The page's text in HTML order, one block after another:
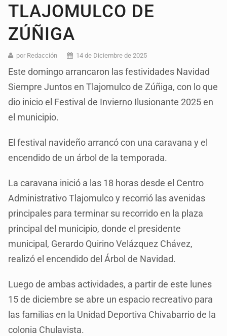
TLAJOMULCO DE
ZÚÑIGA
por Redacción 14 de Diciembre de 2025
Este domingo arrancaron las festividades Navidad
Siempre Juntos en Tlajomulco de Zúñiga, con lo que
dio inicio el Festival de Invierno Ilusionante 2025 en
el municipio.
El festival navideño arrancó con una caravana y el
encendido de un árbol de la temporada.
La caravana inició a las 18 horas desde el Centro
Administrativo Tlajomulco y recorrió las avenidas
principales para terminar su recorrido en la plaza
principal del municipio, donde el presidente
municipal, Gerardo Quirino Velázquez Chávez,
realizó el encendido del Árbol de Navidad.
Luego de ambas actividades, a partir de este lunes
15 de diciembre se abre un espacio recreativo para
las familias en la Unidad Deportiva Chivabarrio de la
colonia Chulavista.